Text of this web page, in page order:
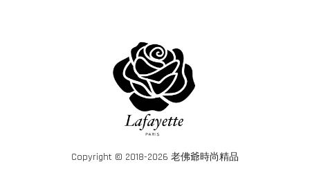
Copyright © 2018-2026 老佛爺時尚精品